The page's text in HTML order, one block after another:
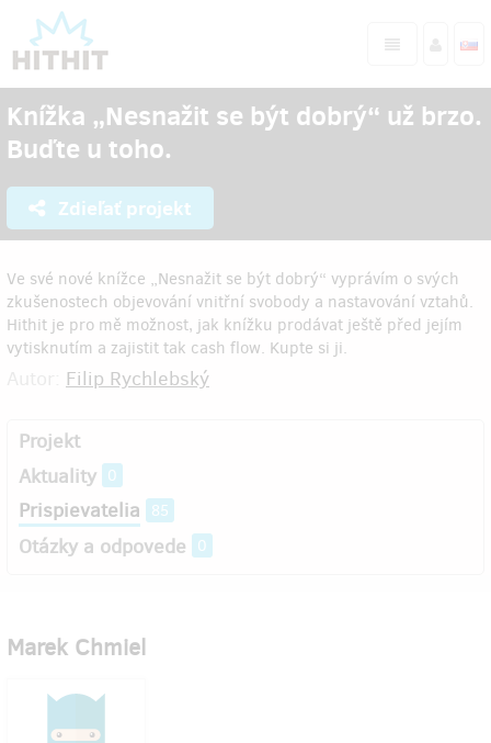
Knížka „Nesnažit se být dobrý“ už brzo.
Buďte u toho.
Zdieľať projekt
Ve své nové knížce „Nesnažit se být dobrý“ vyprávím o svých
zkušenostech objevování vnitřní svobody a nastavování vztahů.
Hithit je pro mě možnost, jak knížku prodávat ještě před jejím
vytisknutím a zajistit tak cash flow. Kupte si ji.
Filip Rychlebský
Projekt
Aktuality 0
Prispievatelia 85
Otázky a odpovede 0
Marek Chmiel